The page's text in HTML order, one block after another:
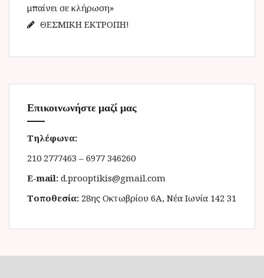
μπαίνει σε κλήρωση»
ΘΕΣΜΙΚΗ ΕΚΤΡΟΠΗ!
Επικοινωνήστε μαζί μας
Τηλέφωνα:
210 2777463 – 6977 346260
E-mail: d.prooptikis@gmail.com
Τοποθεσία: 28ης Οκτωβρίου 6Α, Νέα Ιωνία 142 31